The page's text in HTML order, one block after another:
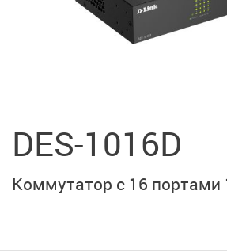
DES-1016D
Коммутатор с 16 портами